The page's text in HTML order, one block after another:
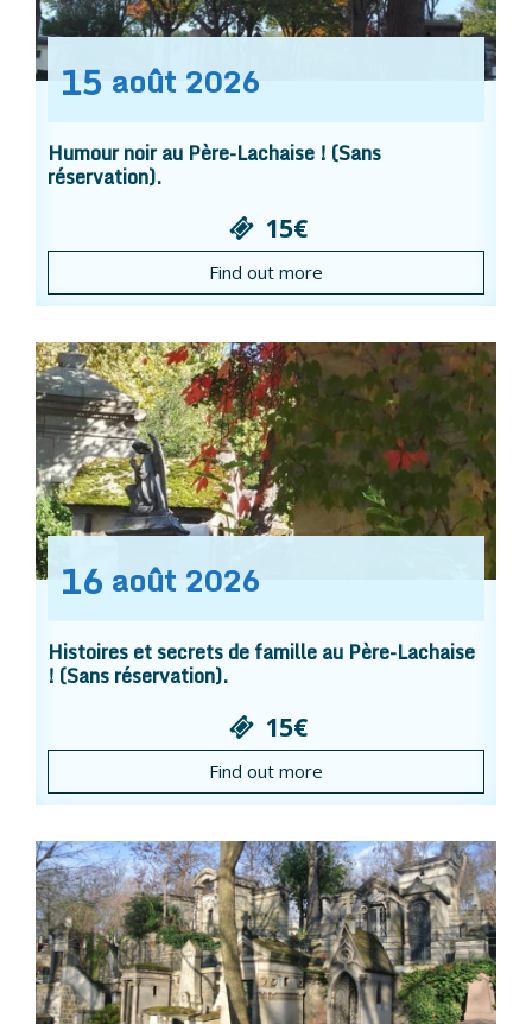
15 août 2026
Humour noir au Père-Lachaise ! (Sans
réservation).
15€
Find out more
16 août 2026
Histoires et secrets de famille au Père-Lachaise
! (Sans réservation).
15€
Find out more